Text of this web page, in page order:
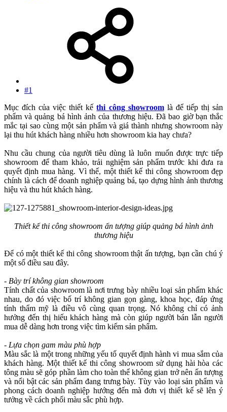
#1
Mục đích của việc thiết kếthi công showroomlà để tiếp thị sản
phẩm và quảng bá hình ảnh của thương hiệu. Đã bao giờ bạn thắc
mắc tại sao cùng một sản phẩm và giá thành nhưng showroom này
lại thu hút khách hàng nhiều hơn showroom kia hay chưa?
Nhu cầu chung của người tiêu dùng là luôn muốn được trực tiếp
showroom để tham khảo, trải nghiệm sản phẩm trước khi đưa ra
quyết định mua hàng. Vì thế, một thiết kế thi công showroom đẹp
chính là cách để doanh nghiệp quảng bá, tạo dựng hình ảnh thương
hiệu và thu hút khách hàng.​
Thiết kế thi công showroom ấn tượng giúp quảng bá hình ảnh
thương hiệu
Để có một thiết kế thi công showroom thật ấn tượng, bạn cần chú ý
một số điều sau đây.
- Bày trí không gian showroom
Tính chất của showroom là nơi trưng bày nhiều loại sản phẩm khác
nhau, do đó việc bố trí không gian gọn gàng, khoa học, đáp ứng
tính thẩm mỹ là điều vô cùng quan trọng. Nó không chỉ có ảnh
hưởng đến thị hiếu khách hàng mà còn giúp người bán lẫn người
mua dễ dàng hơn trong việc tìm kiếm sản phẩm.
- Lựa chọn gam màu phù hợp
Màu sắc là một trong những yếu tố quyết định hành vi mua sắm của
khách hàng. Một thiết kế thi công showroom sử dụng hài hòa các
tông màu sẽ góp phần làm cho toàn thể không gian trở nên ấn tượng
và nổi bật các sản phẩm đang trưng bày. Tùy vào loại sản phẩm và
phong cách doanh nghiệp hướng đến mà đơn vị thiết kế sẽ lên ý
tưởng về cách phối màu sắc phù hợp.